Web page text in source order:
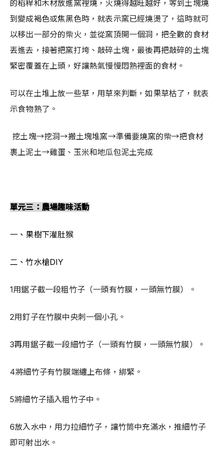
的稻稈和木材放進窯裡燒，火燒得越旺越好，等到土塊燒
到變成褐色或焦黑色時，就表示窯已經燒燙了，這時就可
以移出一部分的柴火，並從窯頂開一個洞，把全數的食材
丟進去，接著把窯打垮、敲碎土塊，最後再把敲碎的土塊
緊密覆蓋在上頭，好讓熱氣慢慢悶熟裡面的食材。
可以在土堆上放一些草，用草來判斷，如果草枯了，就表
示食物熟了。
挖土塊→挖洞→搬土塊堆窯→準備要燒窯的柴→把食材
裹上泥土→雞蛋、玉米和地瓜包泥土完成
單元三：農場趣味活動
一、果樹下灌肚猴
二、竹水槍DIY
1用鋸子截一段粗竹子（一頭有竹膜，一頭無竹膜）。
2用釘子在竹膜中央刺一個小孔。
3再用鋸子截一段細竹子（一頭有竹膜，一頭無竹膜）。
4將細竹子有竹膜端纏上布條，綁緊。
5將細竹子插入粗竹子中。
6放入水中，用力拉細竹子，讓竹筒中充滿水，推細竹子
即可射出水。